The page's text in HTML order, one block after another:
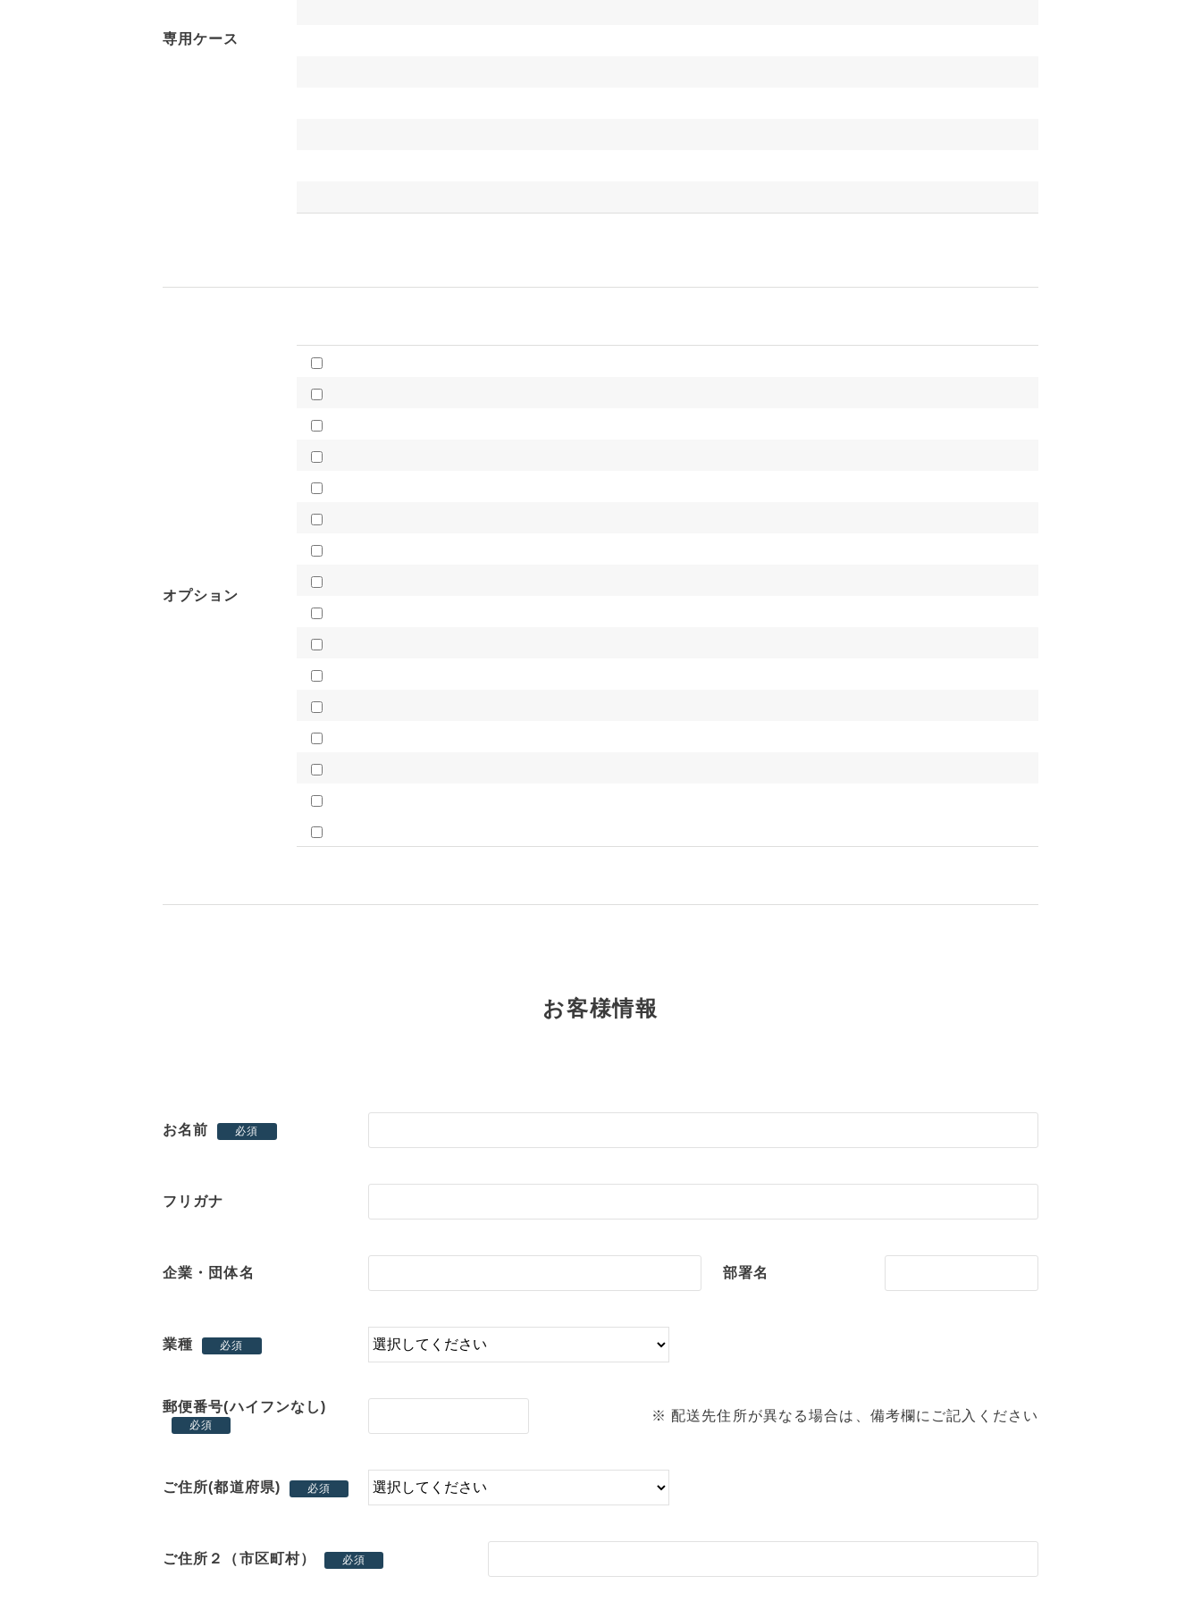
専用ケース
オプション
お客様情報
お名前 必須
フリガナ
企業・団体名 部署名
業種 必須
郵便番号(ハイフンなし)
必須
※ 配送先住所が異なる場合は、備考欄にご記入ください
ご住所(都道府県) 必須
ご住所２（市区町村） 必須